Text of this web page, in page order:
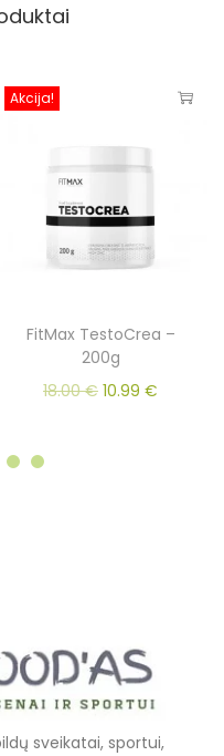
Akcija!
FitMax TestoCrea –
200g
18.00€ 10.99 €
sveikatai, sportui,